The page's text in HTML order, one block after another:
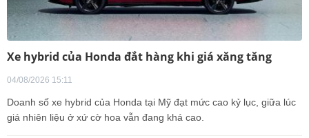
Xe hybrid của Honda đắt hàng khi giá xăng tăng
04/08/2026 15:11
Doanh số xe hybrid của Honda tại Mỹ đạt mức cao kỷ lục, giữa lúc
giá nhiên liệu ở xứ cờ hoa vẫn đang khá cao.